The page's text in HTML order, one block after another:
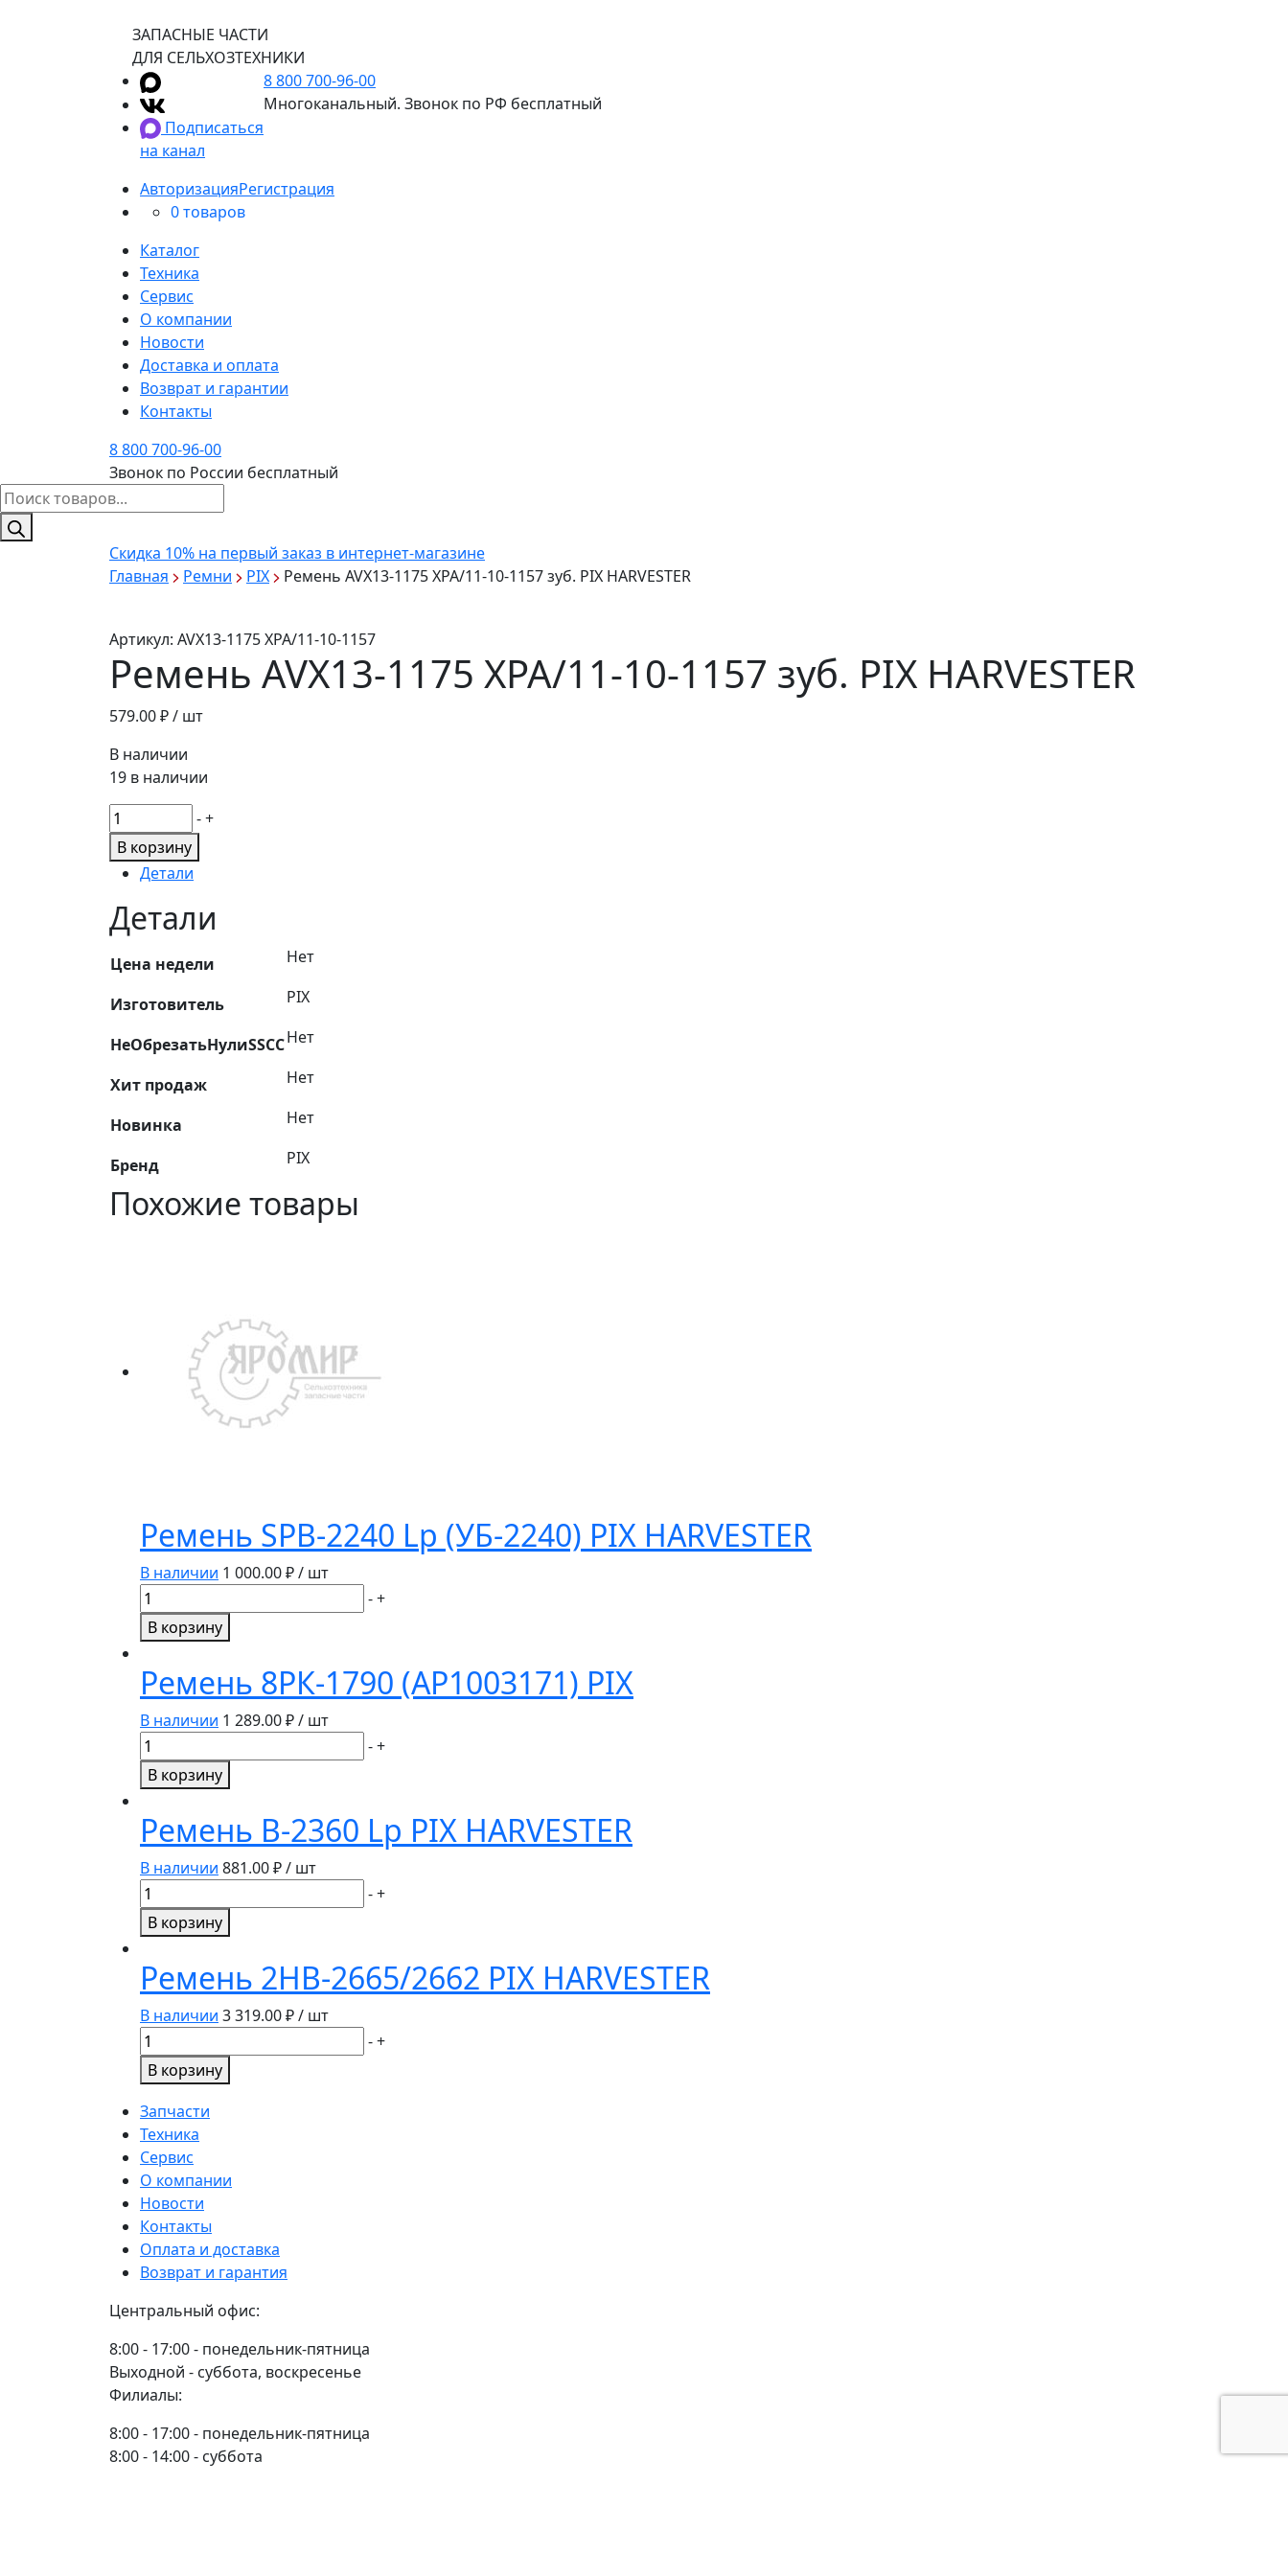
ЗАПАСНЫЕ ЧАСТИ
ДЛЯ СЕЛЬХОЗТЕХНИКИ
Подписаться
на канал
8 800 700-96-00
Многоканальный. Звонок по РФ бесплатный
АвторизацияРегистрация
0 товаров
Каталог
Техника
Сервис
О компании
Новости
Доставка и оплата
Возврат и гарантии
Контакты
8 800 700-96-00
Звонок по России бесплатный
Поиск
товаров
Скидка 10% на первый заказ в интернет-магазине
Главная
Ремни PIX Ремень AVX13-1175 XPA/11-10-1157 зуб. PIX HARVESTER
Артикул: AVX13-1175 XPA/11-10-1157
Ремень AVX13-1175 XPA/11-10-1157 зуб. PIX HARVESTER
579.00₽ / шт
В наличии
19 в наличии
Количество
товара
Ремень
AVX13-
1175
XPA/11-
1157
зуб.
HARVESTER
-+
В корзину
Детали
Детали
Цена недели Нет
Изготовитель PIX
НеОбрезатьНулиSSCCНет
Хит продаж Нет
Новинка Нет
Бренд PIX
Похожие товары
Ремень SPB-2240 Lр (УБ-2240) PIX HARVESTER
В наличии 1 000.00₽ / шт
Количество
товара
Ремень
2240
Lр
(УБ-2240)
PIX
HARVESTER
-+
В корзину
Ремень 8РК-1790 (АР1003171) PIX
В наличии 1 289.00₽ / шт
Количество
товара
Ремень
(АР1003171)
PIX
-+
В корзину
Ремень В-2360 Lp PIX HARVESTER
В наличии 881.00₽ / шт
Количество
товара
Ремень
Lp
PIX
HARVESTER
-+
В корзину
Ремень 2НВ-2665/2662 PIX HARVESTER
В наличии 3 319.00₽ / шт
Количество
товара
Ремень
2НВ-2665/2662
PIX
HARVESTER
-+
В корзину
Запчасти
Техника
Сервис
О компании
Новости
Контакты
Оплата и доставка
Возврат и гарантия
Центральный офис:
8:00 - 17:00 - понедельник-пятница
Выходной - суббота, воскресенье
Филиалы:
8:00 - 17:00 - понедельник-пятница
8:00 - 14:00 - суббота